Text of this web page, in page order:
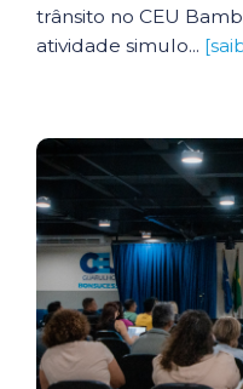
trânsito no CEU
atividade simulo...